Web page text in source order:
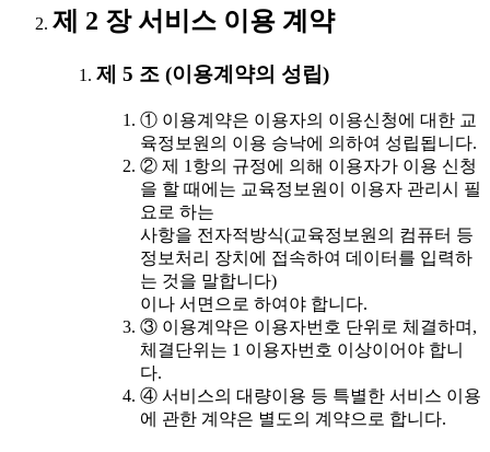
제 2 장 서비스 이용 계약
제 5 조 (이용계약의 성립)
① 이용계약은 이용자의 이용신청에 대한 교
육정보원의 이용 승낙에 의하여 성립됩니다.
② 제 1항의 규정에 의해 이용자가 이용 신청
을 할 때에는 교육정보원이 이용자 관리시 필
요로 하는
사항을 전자적방식(교육정보원의 컴퓨터 등
정보처리 장치에 접속하여 데이터를 입력하
는 것을 말합니다)
이나 서면으로 하여야 합니다.
③ 이용계약은 이용자번호 단위로 체결하며,
체결단위는 1 이용자번호 이상이어야 합니
다.
④ 서비스의 대량이용 등 특별한 서비스 이용
에 관한 계약은 별도의 계약으로 합니다.